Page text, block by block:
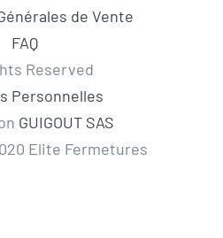
de Vente
FAQ
Reserved
Personnelles
GUIGOUT SAS
Elite Fermetures